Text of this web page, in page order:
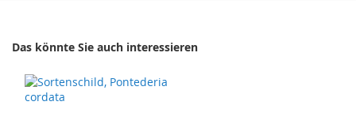
Das könnte Sie auch interessieren